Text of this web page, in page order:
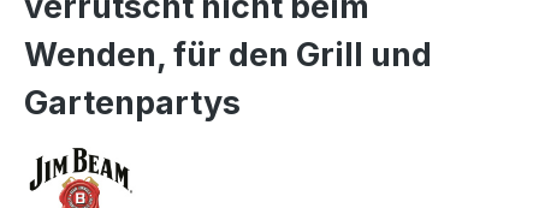
Wenden, für den Grill und
Gartenpartys